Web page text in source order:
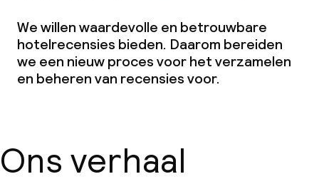
We willen waardevolle en betrouwbare
hotelrecensies bieden. Daarom bereiden
we een nieuw proces voor het verzamelen
en beheren van recensies voor.
Ons verhaal